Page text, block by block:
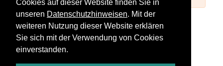
Cookies auf dieser Website finden Sie in
unseren Datenschutzhinweisen. Mit der
weiteren Nutzung dieser Website erklären
Sie sich mit der Verwendung von Cookies
einverstanden.
Subscribe to seminars as RSS feed